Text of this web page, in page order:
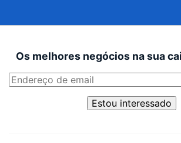
Os melhores negócios na sua
Estou interessado